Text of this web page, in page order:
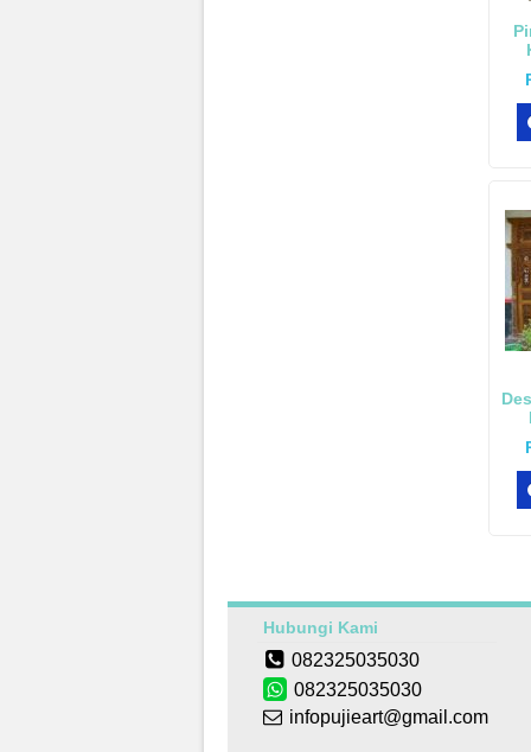
Hubungi Kami
082325035030
082325035030
infopujieart@gmail.com